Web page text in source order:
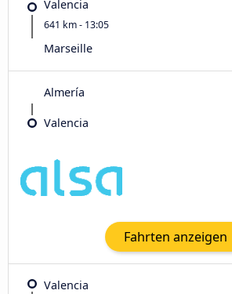
Valencia
641 km - 13:05
Marseille
Almería
Valencia
Fahrten anzeigen
Valencia